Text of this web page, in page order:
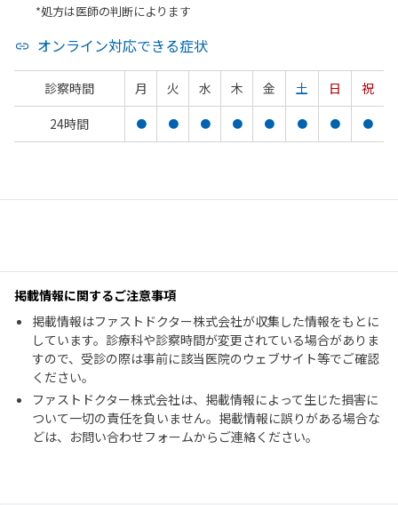
*処方は医師の判断によります
オンライン対応できる症状
診察時間 月 火 水 木 金 土 日
祝
24時間
● ● ● ● ● ● ● ●
掲載情報に関するご注意事項
掲載情報はファストドクター株式会社が収集した情報をもとに
しています。診療科や診察時間が変更されている場合がありま
すので、受診の際は事前に該当医院のウェブサイト等でご確認
ください。
ファストドクター株式会社は、掲載情報によって生じた損害に
ついて一切の責任を負いません。掲載情報に誤りがある場合な
どは、お問い合わせフォームからご連絡ください。